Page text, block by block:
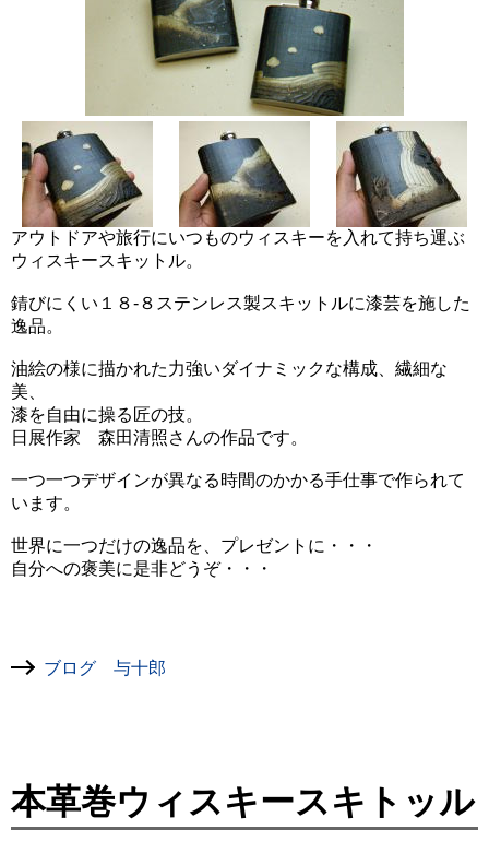
アウトドアや旅行にいつものウィスキーを入れて持ち運ぶ
ウィスキースキットル。
錆びにくい１８-８ステンレス製スキットルに漆芸を施した
逸品。
油絵の様に描かれた力強いダイナミックな構成、繊細な
美、
漆を自由に操る匠の技。
日展作家 森田清照さんの作品です。
一つ一つデザインが異なる時間のかかる手仕事で作られて
います。
世界に一つだけの逸品を、プレゼントに・・・
自分への褒美に是非どうぞ・・・
ブログ 与十郎
本革巻ウィスキースキトッル